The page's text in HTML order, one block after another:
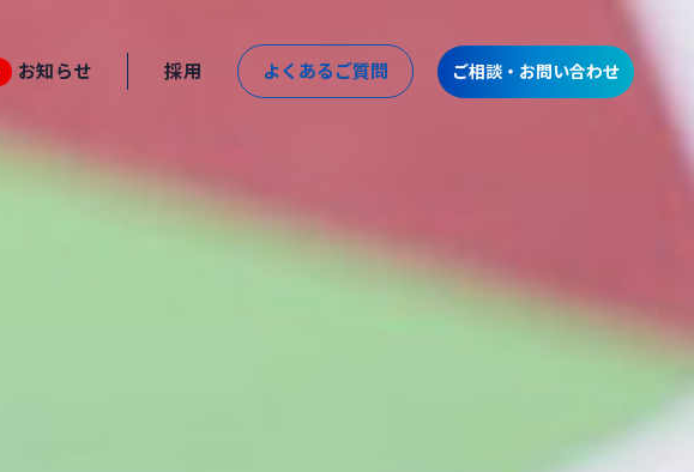
お知らせ 採用 よくあるご質問 ご相談・お問い合わせ